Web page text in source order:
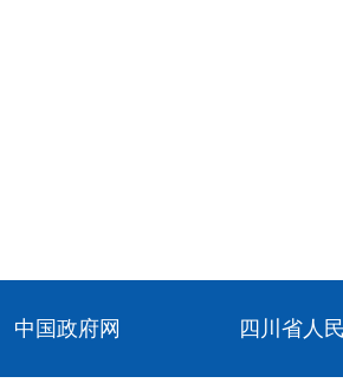
中国政府网 四川省人